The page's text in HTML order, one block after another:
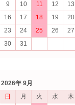
9
10 11 12 13
16
17 18 19 20
23
24 25 26 27
30
31
2026年 9月
日
月 火 水 木